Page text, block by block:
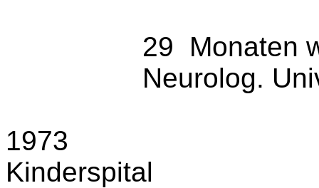
29
Monaten
Neurolog.
1973
Kinder­spital